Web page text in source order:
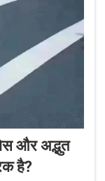
और अद्भुत
है?